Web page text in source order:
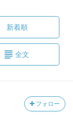
新着順
全文
フォロー